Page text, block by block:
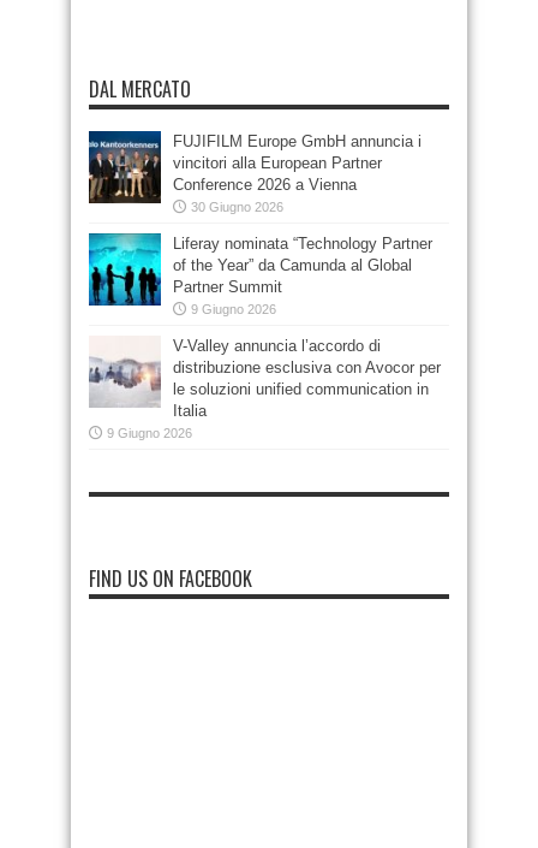
DAL MERCATO
FUJIFILM Europe GmbH annuncia i
vincitori alla European Partner
Conference 2026 a Vienna
30 Giugno 2026
Liferay nominata “Technology Partner
of the Year” da Camunda al Global
Partner Summit
9 Giugno 2026
V-Valley annuncia l’accordo di
distribuzione esclusiva con Avocor per
le soluzioni unified communication in
Italia
9 Giugno 2026
FIND US ON FACEBOOK